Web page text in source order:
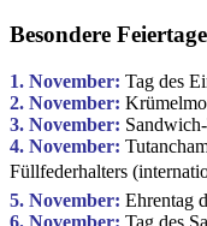
Besondere
1. November: Tag des
2. November:
3. November:
4. November:
Füllfederhalters
5. November: Ehrentag